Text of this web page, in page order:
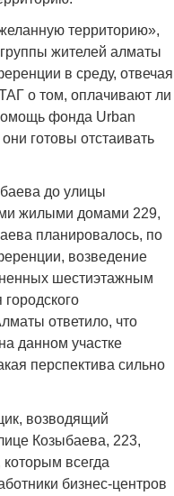
территорию»,
жителей алматы
в среду, отвечая
о том, оплачивают ли
фонда Urban
готовы отстаивать
до улицы
жилыми домами 229,
планировалось, по
возведение
шестиэтажным
ответило, что
данном участке
перспектива сильно
возводящий
Козыбаева, 223,
всегда
бизнес-центров